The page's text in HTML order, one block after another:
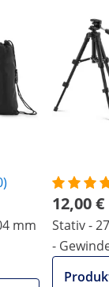
mm
12,00 €
Stativ -
-